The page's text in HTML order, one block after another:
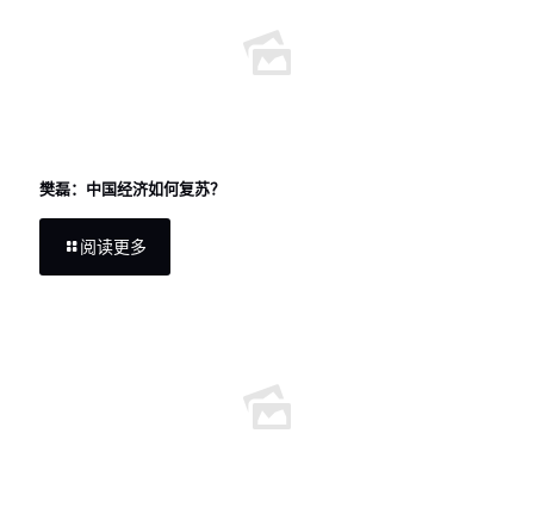
樊磊：中国经济如何复苏？
阅读更多